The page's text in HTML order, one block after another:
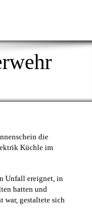
die
Küchle im
Unfall ereignet, in
hatten und
war, gestaltete sich